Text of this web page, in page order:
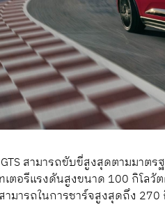
สามารถขับขี่สูงสุดตามมาต
เตอรีแรงดันสูงขนาด 100 กิโลวั
ามารถในการชาร์จสูงสุดถึง 270